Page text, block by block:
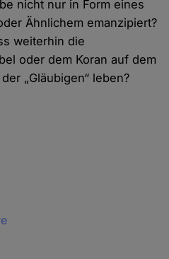
nicht nur in Form eines
Ähnlichem emanzipiert?
weiterhin die
oder dem Koran auf dem
„Gläubigen“ leben?